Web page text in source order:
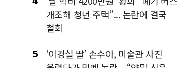
개조해 청년 주택”... 논란에 결국
철회
5
‘이경실 딸’ 손수아, 미술관 사진